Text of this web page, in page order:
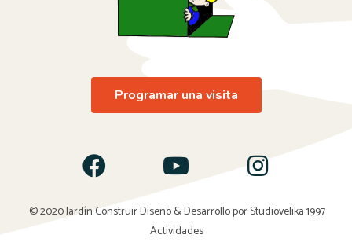
Programar una visita
© 2020 Jardín Construir Diseño & Desarrollo porStudiovelika 1997
Actividades